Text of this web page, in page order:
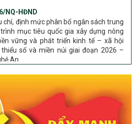
định mức phân bổ ngân sách trung
mục tiêu quốc gia xây dựng nông
vững và phát triển kinh tế – xã hội
số và miền núi giai đoạn 2026 –
An
trình mục tiêu quốc gia xây dựng
bền vững và phát triển kinh tế – xã
thiểu số và miền núi giai đoạn 2026 –
An
UBND